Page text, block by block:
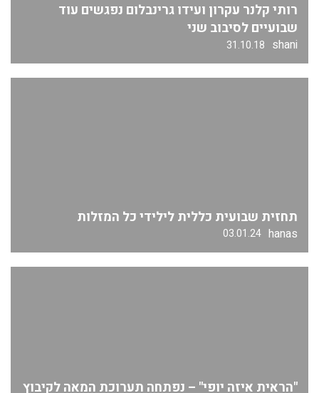
רותי קלנר עקרון ועידו גרינבלום נפגשים עוד
שבועיים לסיבוב שני
shani
31.10.18
תחזית שבועית כללית לילידי כל המזלות
hanas
03.01.24
"הראית איזה יופי" – נפתחה תערוכת המאה לקיבוץ